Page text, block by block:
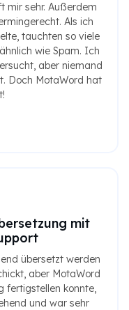
mir sehr. Außerdem
Als ich
tauchten so viele
wie Spam. Ich
aber niemand
Doch MotaWord hat
mit
übersetzt werden
aber MotaWord
fertigstellen konnte,
und war sehr